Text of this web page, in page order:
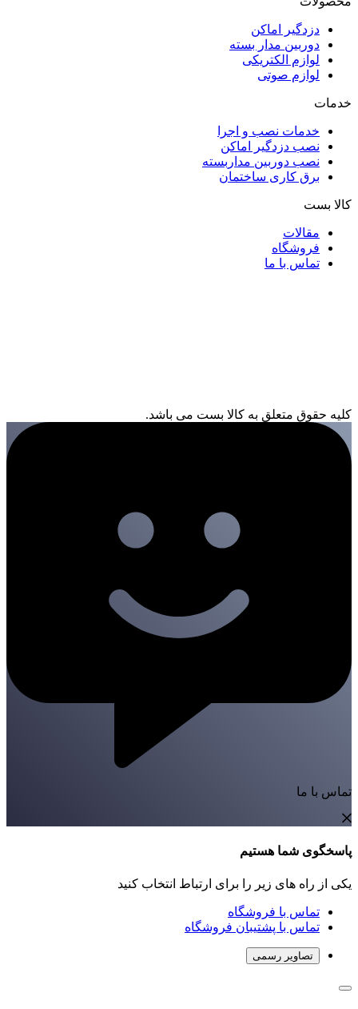
دزدگیر اماکن
دوربین مدار بسته
لوازم الکتریکی
لوازم صوتی
خدمات
خدمات نصب و اجرا
نصب دزدگیر اماکن
نصب دوربین مداربسته
برق کاری ساختمان
کالا بست
مقالات
فروشگاه
تماس با ما
کلیه حقوق متعلق به کالا بست می باشد.
تماس با ما
پاسخگوی شما هستیم
یکی از راه های زیر را برای ارتباط انتخاب کنید
تماس با فروشگاه
تماس با پشتیبان فروشگاه
تصاویر رسمی